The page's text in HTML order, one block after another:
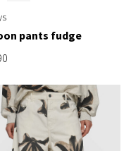
pants fudge